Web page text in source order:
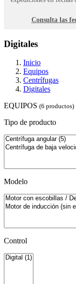
Consulta las
Digitales
Inicio
Equipos
Centrífugas
Digitales
EQUIPOS (6 productos)
Tipo de producto
Modelo
Control